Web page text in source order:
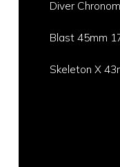
Diver
Blast 45mm
Skeleton X